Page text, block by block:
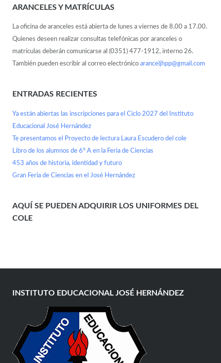
ARANCELES Y MATRÍCULAS
La oficina de aranceles está abierta de lunes a viernes de 8.00 a 17.00.
Quienes deseen realizar consultas telefónicas por aranceles o
matrículas deberán comunicarse al (0351) 477-1912, interno 26.
También pueden escribir al correo electrónico aranceljhpp@gmail.com
ENTRADAS RECIENTES
Ya están abiertas las inscripciones para el Ciclo 2027 del Instituto
Educacional José Hernández
Te presentamos el Proyecto de lectura Laura Escudero del cole
Libro de los alumnos de 6° A en la Feria de Ciencias
453 años de historia, identidad y futuro
Gran Feria de Ciencias en el José Hernández
AQUÍ SE PUEDEN ADQUIRIR LOS UNIFORMES DEL
COLE
INSTITUTO EDUCACIONAL JOSÉ HERNÁNDEZ